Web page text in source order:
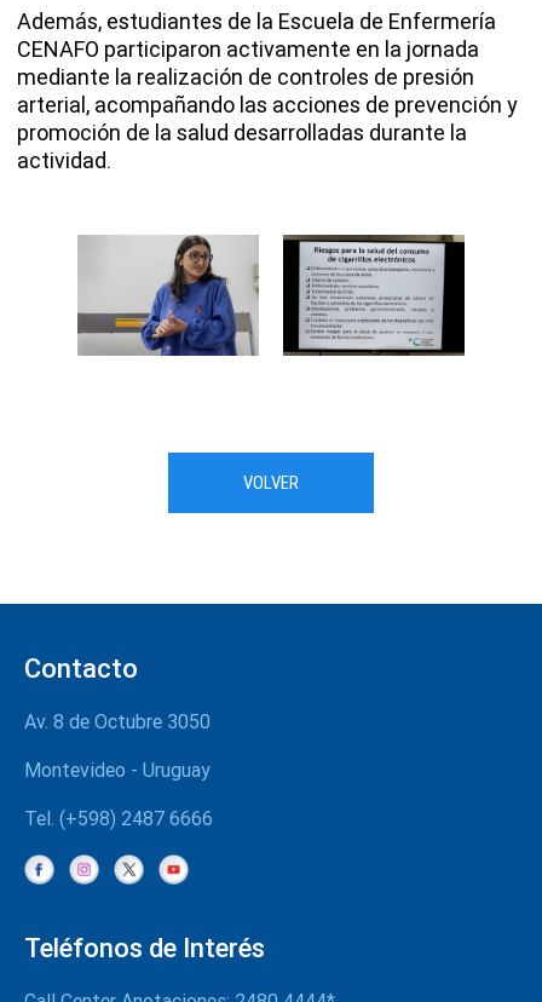
Además, estudiantes de la Escuela de Enfermería
CENAFO participaron activamente en la jornada
mediante la realización de controles de presión
arterial, acompañando las acciones de prevención y
promoción de la salud desarrolladas durante la
actividad.
VOLVER
Contacto
Av. 8 de Octubre 3050
Montevideo - Uruguay
Tel. (+598) 2487 6666
Teléfonos de Interés